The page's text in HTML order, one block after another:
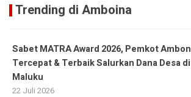
Trending di Amboina
Sabet MATRA Award 2026, Pemkot Ambon
Tercepat & Terbaik Salurkan Dana Desa di
Maluku
22 Juli 2026